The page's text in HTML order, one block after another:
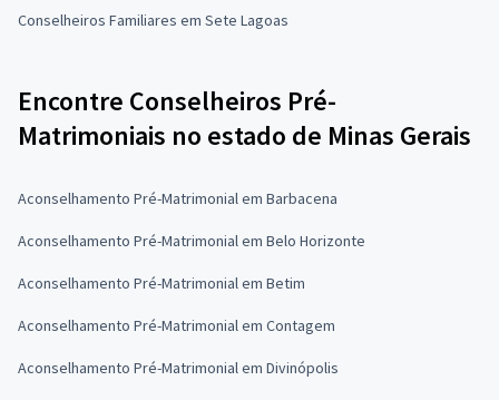
Conselheiros Familiares em Sete Lagoas
Encontre Conselheiros Pré-
Matrimoniais no estado de Minas Gerais
Aconselhamento Pré-Matrimonial em Barbacena
Aconselhamento Pré-Matrimonial em Belo Horizonte
Aconselhamento Pré-Matrimonial em Betim
Aconselhamento Pré-Matrimonial em Contagem
Aconselhamento Pré-Matrimonial em Divinópolis